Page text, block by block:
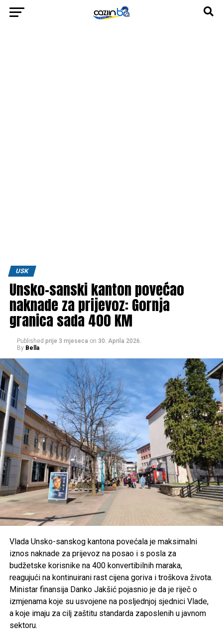
USK
Unsko-sanski kanton povećao
naknade za prijevoz: Gornja
granica sada 400 KM
Published prije 3 mjeseca on 30. Aprila 2026.
By Bella
Vlada Unsko-sanskog kantona povećala je maksimalni
iznos naknade za prijevoz na posao i s posla za
budžetske korisnike na 400 konvertibilnih maraka,
reagujući na kontinuirani rast cijena goriva i troškova života.
Ministar finansija Danko Jakšić pojasnio je da je riječ o
izmjenama koje su usvojene na posljednjoj sjednici Vlade,
a koje imaju za cilj zaštitu standarda zaposlenih u javnom
sektoru.